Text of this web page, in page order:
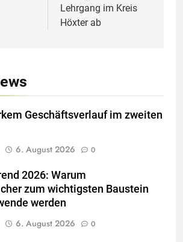
Lehrgang im Kreis
Höxter ab
Geschäftsverlauf im zweiten
6. August 2026 0
2026: Warum
zum wichtigsten Baustein
werden
6. August 2026 0